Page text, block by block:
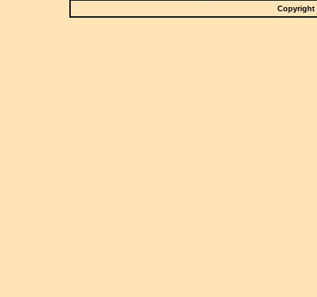
Copyright